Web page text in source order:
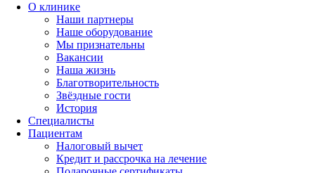
О клинике
Наши партнеры
Наше оборудование
Мы признательны
Вакансии
Наша жизнь
Благотворительность
Звёздные гости
История
Специалисты
Пациентам
Налоговый вычет
Кредит и рассрочка на лечение